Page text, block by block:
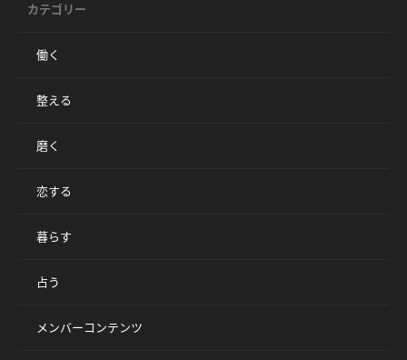
カテゴリー
働く
整える
磨く
恋する
暮らす
占う
メンバーコンテンツ